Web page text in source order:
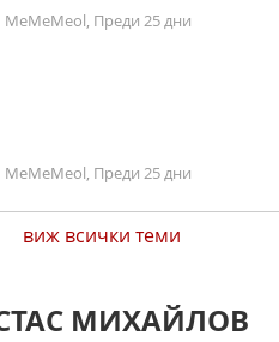
MeMeMeol, Преди 25 дни
MeMeMeol, Преди 25 дни
виж всички теми
МИХАЙЛОВ